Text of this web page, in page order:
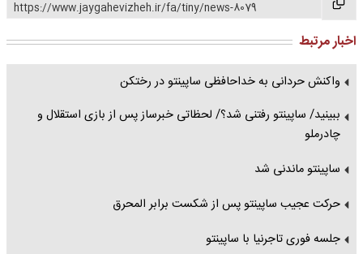
https://www.jaygahevizheh.ir/fa/tiny/news-8079
اخبار مرتبط
واکنش حردانی به خداحافظی ساپینتو در رختکن
ببینید/ ساپینتو رفتنی شد؟/ لحظاتی خبرساز پس از بازی استقلال و
چادرملو
ساپینتو ماندنی شد
حرکت عجیب ساپینتو پس از شکست برابر المحرق
جلسه فوری تاجرنیا با ساپینتو